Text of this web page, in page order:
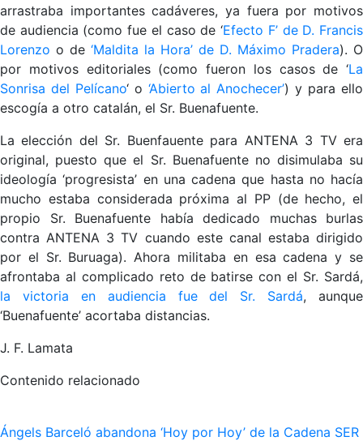
arrastraba importantes cadáveres, ya fuera por motivos
de audiencia (como fue el caso de ‘Efecto F’ de D. Francis
Lorenzo o de ‘Maldita la Hora’ de D. Máximo Pradera). O
por motivos editoriales (como fueron los casos de ‘La
Sonrisa del Pelícano‘ o ‘Abierto al Anochecer’) y para ello
escogía a otro catalán, el Sr. Buenafuente.
La elección del Sr. Buenfauente para ANTENA 3 TV era
original, puesto que el Sr. Buenafuente no disimulaba su
ideología ‘progresista’ en una cadena que hasta no hacía
mucho estaba considerada próxima al PP (de hecho, el
propio Sr. Buenafuente había dedicado muchas burlas
contra ANTENA 3 TV cuando este canal estaba dirigido
por el Sr. Buruaga). Ahora militaba en esa cadena y se
afrontaba al complicado reto de batirse con el Sr. Sardá,
la victoria en audiencia fue del Sr. Sardá, aunque
‘Buenafuente’ acortaba distancias.
J. F. Lamata
Contenido relacionado
Ángels Barceló abandona ‘Hoy por Hoy’ de la Cadena SER